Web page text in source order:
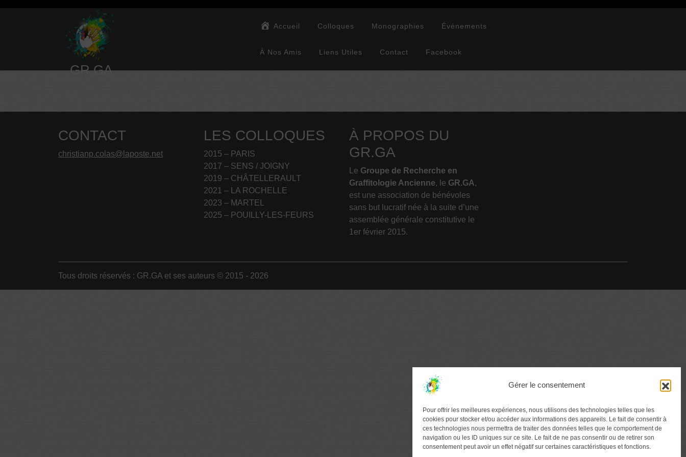
Gérer le consentement
Pour offrir les meilleures expériences, nous utilisons des technologies telles que les
cookies pour stocker et/ou accéder aux informations des appareils. Le fait de consentir à
ces technologies nous permettra de traiter des données telles que le comportement de
navigation ou les ID uniques sur ce site. Le fait de ne pas consentir ou de retirer son
consentement peut avoir un effet négatif sur certaines caractéristiques et fonctions.
GR.GA
Accueil Colloques Monographies Événements
À Nos Amis Liens Utiles Contact Facebook
CONTACT
christianp.colas@laposte.net
LES COLLOQUES
2015 – PARIS
2017 – SENS / JOIGNY
2019 – CHÂTELLERAULT
2021 – LA ROCHELLE
2023 – MARTEL
2025 – POUILLY-LES-FEURS
À PROPOS DU
GR.GA
Le Groupe de Recherche en
Graffitologie Ancienne, le GR.GA,
est une association de bénévoles
sans but lucratif née à la suite d’une
assemblée générale constitutive le
1er février 2015.
Tous droits réservés : GR.GA et ses auteurs © 2015 - 2026